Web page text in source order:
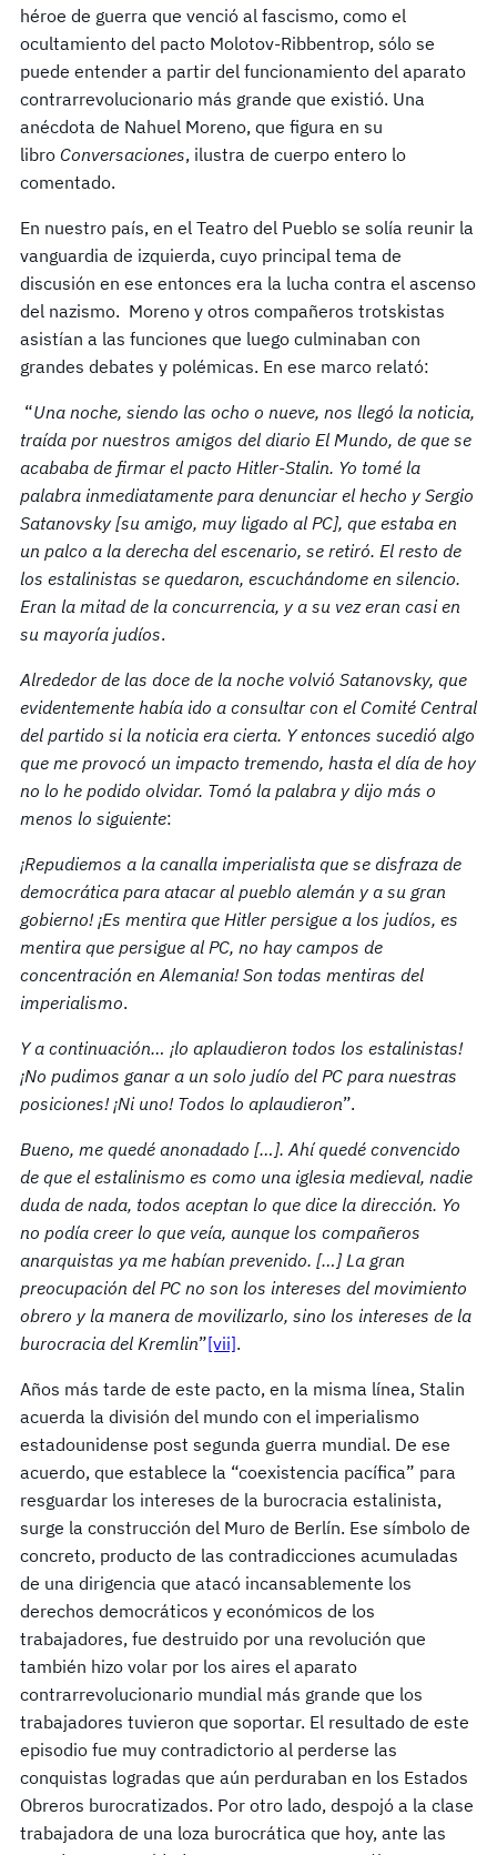
héroe de guerra que venció al fascismo, como el
ocultamiento del pacto Molotov-Ribbentrop, sólo se
puede entender a partir del funcionamiento del aparato
contrarrevolucionario más grande que existió. Una
anécdota de Nahuel Moreno, que figura en su
libro Conversaciones, ilustra de cuerpo entero lo
comentado.
En nuestro país, en el Teatro del Pueblo se solía reunir la
vanguardia de izquierda, cuyo principal tema de
discusión en ese entonces era la lucha contra el ascenso
del nazismo. Moreno y otros compañeros trotskistas
asistían a las funciones que luego culminaban con
grandes debates y polémicas. En ese marco relató:
“Una noche, siendo las ocho o nueve, nos llegó la noticia,
traída por nuestros amigos del diario El Mundo, de que se
acababa de firmar el pacto Hitler-Stalin. Yo tomé la
palabra inmediatamente para denunciar el hecho y Sergio
Satanovsky [su amigo, muy ligado al PC], que estaba en
un palco a la derecha del escenario, se retiró. El resto de
los estalinistas se quedaron, escuchándome en silencio.
Eran la mitad de la concurrencia, y a su vez eran casi en
su mayoría judíos.
Alrededor de las doce de la noche volvió Satanovsky, que
evidentemente había ido a consultar con el Comité Central
del partido si la noticia era cierta. Y entonces sucedió algo
que me provocó un impacto tremendo, hasta el día de hoy
no lo he podido olvidar. Tomó la palabra y dijo más o
menos lo siguiente:
¡Repudiemos a la canalla imperialista que se disfraza de
democrática para atacar al pueblo alemán y a su gran
gobierno! ¡Es mentira que Hitler persigue a los judíos, es
mentira que persigue al PC, no hay campos de
concentración en Alemania! Son todas mentiras del
imperialismo.
Y a continuación… ¡lo aplaudieron todos los estalinistas!
¡No pudimos ganar a un solo judío del PC para nuestras
posiciones! ¡Ni uno! Todos lo aplaudieron”.
Bueno, me quedé anonadado […]. Ahí quedé convencido
de que el estalinismo es como una iglesia medieval, nadie
duda de nada, todos aceptan lo que dice la dirección. Yo
no podía creer lo que veía, aunque los compañeros
anarquistas ya me habían prevenido. […] La gran
preocupación del PC no son los intereses del movimiento
obrero y la manera de movilizarlo, sino los intereses de la
burocracia del Kremlin”[vii].
Años más tarde de este pacto, en la misma línea, Stalin
acuerda la división del mundo con el imperialismo
estadounidense post segunda guerra mundial. De ese
acuerdo, que establece la “coexistencia pacífica” para
resguardar los intereses de la burocracia estalinista,
surge la construcción del Muro de Berlín. Ese símbolo de
concreto, producto de las contradicciones acumuladas
de una dirigencia que atacó incansablemente los
derechos democráticos y económicos de los
trabajadores, fue destruido por una revolución que
también hizo volar por los aires el aparato
contrarrevolucionario mundial más grande que los
trabajadores tuvieron que soportar. El resultado de este
episodio fue muy contradictorio al perderse las
conquistas logradas que aún perduraban en los Estados
Obreros burocratizados. Por otro lado, despojó a la clase
trabajadora de una loza burocrática que hoy, ante las